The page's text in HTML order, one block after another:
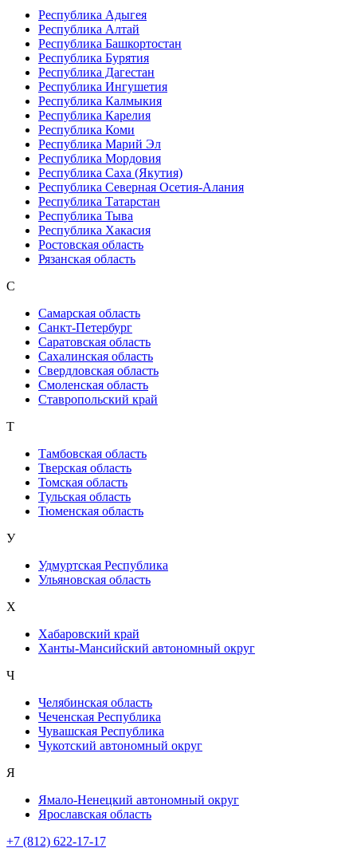
Республика Адыгея
Республика Алтай
Республика Башкортостан
Республика Бурятия
Республика Дагестан
Республика Ингушетия
Республика Калмыкия
Республика Карелия
Республика Коми
Республика Марий Эл
Республика Мордовия
Республика Саха (Якутия)
Республика Северная Осетия-Алания
Республика Татарстан
Республика Тыва
Республика Хакасия
Ростовская область
Рязанская область
С
Самарская область
Санкт-Петербург
Саратовская область
Сахалинская область
Свердловская область
Смоленская область
Ставропольский край
Т
Тамбовская область
Тверская область
Томская область
Тульская область
Тюменская область
У
Удмуртская Республика
Ульяновская область
Х
Хабаровский край
Ханты-Мансийский автономный округ
Ч
Челябинская область
Чеченская Республика
Чувашская Республика
Чукотский автономный округ
Я
Ямало-Ненецкий автономный округ
Ярославская область
+7 (812) 622-17-17